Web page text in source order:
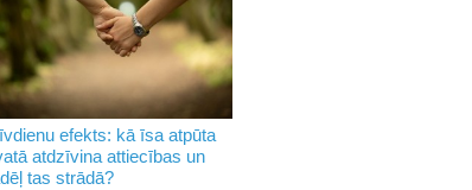
efekts: kā īsa atpūta
atdzīvina attiecības un
tas strādā?